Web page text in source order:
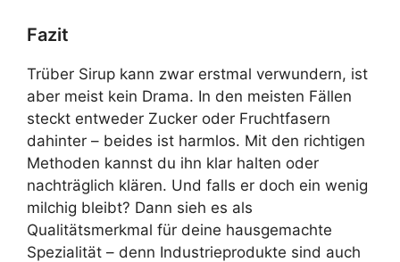
Fazit
Trüber Sirup kann zwar erstmal verwundern, ist
aber meist kein Drama. In den meisten Fällen
steckt entweder Zucker oder Fruchtfasern
dahinter – beides ist harmlos. Mit den richtigen
Methoden kannst du ihn klar halten oder
nachträglich klären. Und falls er doch ein wenig
milchig bleibt? Dann sieh es als
Qualitätsmerkmal für deine hausgemachte
Spezialität – denn Industrieprodukte sind auch